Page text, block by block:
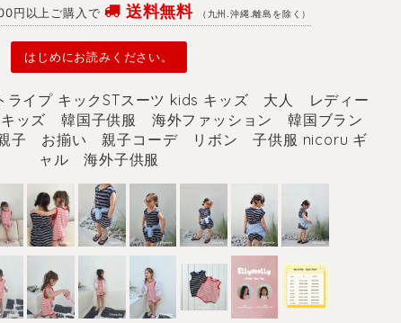
円以上ご購入で 送料無料 （九州.沖縄.離島を除く）
はじめにお読みください。
トライプ キックSTスーツ kids キッズ 大人 レディー
ズ 韓国子供服 海外ファッション 韓国ブラン
子 お揃い 親子コーデ リボン 子供服 nicoru ギ
ャル 海外子供服